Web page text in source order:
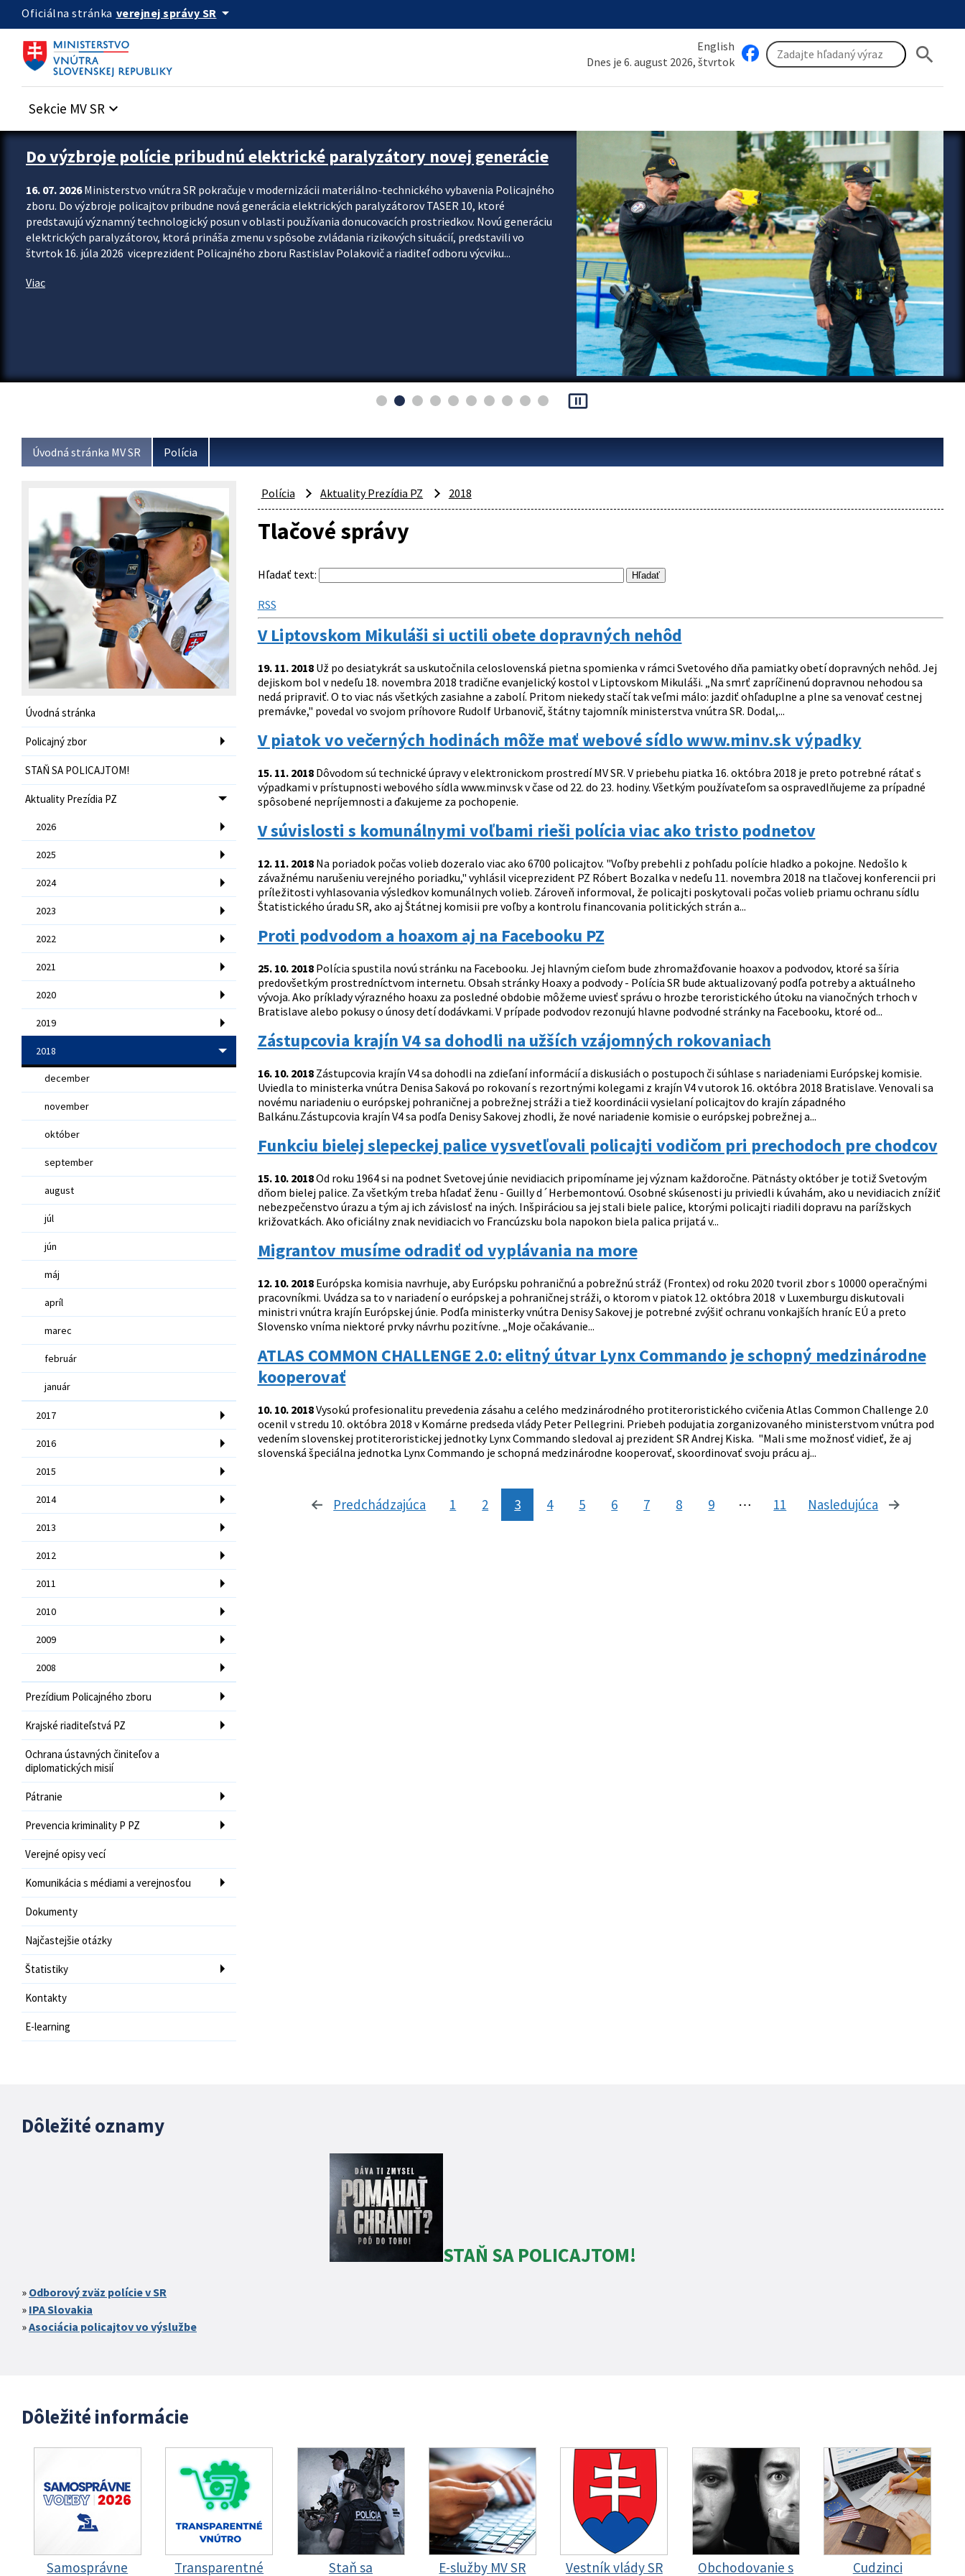
Preskocit na hlavný obsah
Oficiálna stránka verejnej správy SR arrow_drop_down
English
Dnes je 6. august 2026, štvrtok
search
Sekcie MV SR keyboard_arrow_down
Zastavit automatický posun upútavok
Do výzbroje polície pribudnú elektrické paralyzátory novej generácie
16. 07. 2026Ministerstvo vnútra SR pokračuje v modernizácii materiálno-technického vybavenia Policajného
zboru. Do výzbroje policajtov pribudne nová generácia elektrických paralyzátorov TASER 10, ktoré
predstavujú významný technologický posun v oblasti používania donucovacích prostriedkov. Novú generáciu
elektrických paralyzátorov, ktorá prináša zmenu v spôsobe zvládania rizikových situácií, predstavili vo
štvrtok 16. júla 2026 viceprezident Policajného zboru Rastislav Polakovič a riaditeľ odboru výcviku...
Viac
pause_presentation
Úvodná stránka MV SR Polícia
Úvodná stránka
Policajný zbor
STAŇ SA POLICAJTOM!
Aktuality Prezídia PZ
2026
2025
2024
2023
2022
2021
2020
2019
2018
december
november
október
september
august
júl
jún
máj
apríl
marec
február
január
2017
2016
2015
2014
2013
2012
2011
2010
2009
2008
Prezídium Policajného zboru
Krajské riaditeľstvá PZ
Ochrana ústavných činiteľov a
diplomatických misií
Pátranie
Prevencia kriminality P PZ
Verejné opisy vecí
Komunikácia s médiami a verejnosťou
Dokumenty
Najčastejšie otázky
Štatistiky
Kontakty
E-learning
Polícia Aktuality Prezídia PZ 2018
Tlačové správy
Hľadať text:
RSS
V Liptovskom Mikuláši si uctili obete dopravných nehôd
19. 11. 2018Už po desiatykrát sa uskutočnila celoslovenská pietna spomienka v rámci Svetového dňa pamiatky obetí dopravných nehôd. Jej
dejiskom bol v nedeľu 18. novembra 2018 tradične evanjelický kostol v Liptovskom Mikuláši. „Na smrť zapríčinenú dopravnou nehodou sa
nedá pripraviť. O to viac nás všetkých zasiahne a zabolí. Pritom niekedy stačí tak veľmi málo: jazdiť ohľaduplne a plne sa venovať cestnej
premávke," povedal vo svojom príhovore Rudolf Urbanovič, štátny tajomník ministerstva vnútra SR. Dodal,...
V piatok vo večerných hodinách môže mať webové sídlo www.minv.sk výpadky
15. 11. 2018Dôvodom sú technické úpravy v elektronickom prostredí MV SR. V priebehu piatka 16. októbra 2018 je preto potrebné rátať s
výpadkami v prístupnosti webového sídla www.minv.sk v čase od 22. do 23. hodiny. Všetkým používateľom sa ospravedlňujeme za prípadné
spôsobené nepríjemnosti a ďakujeme za pochopenie.
V súvislosti s komunálnymi voľbami rieši polícia viac ako tristo podnetov
12. 11. 2018Na poriadok počas volieb dozeralo viac ako 6700 policajtov. "Voľby prebehli z pohľadu polície hladko a pokojne. Nedošlo k
závažnému narušeniu verejného poriadku," vyhlásil viceprezident PZ Róbert Bozalka v nedeľu 11. novembra 2018 na tlačovej konferencii pri
príležitosti vyhlasovania výsledkov komunálnych volieb. Zároveň informoval, že policajti poskytovali počas volieb priamu ochranu sídlu
Štatistického úradu SR, ako aj Štátnej komisii pre voľby a kontrolu financovania politických strán a...
Proti podvodom a hoaxom aj na Facebooku PZ
25. 10. 2018Polícia spustila novú stránku na Facebooku. Jej hlavným cieľom bude zhromažďovanie hoaxov a podvodov, ktoré sa šíria
predovšetkým prostredníctvom internetu. Obsah stránky Hoaxy a podvody - Polícia SR bude aktualizovaný podľa potreby a aktuálneho
vývoja. Ako príklady výrazného hoaxu za posledné obdobie môžeme uviesť správu o hrozbe teroristického útoku na vianočných trhoch v
Bratislave alebo pokusy o únosy detí dodávkami. V prípade podvodov rezonujú hlavne podvodné stránky na Facebooku, ktoré od...
Zástupcovia krajín V4 sa dohodli na užších vzájomných rokovaniach
16. 10. 2018Zástupcovia krajín V4 sa dohodli na zdieľaní informácií a diskusiách o postupoch či súhlase s nariadeniami Európskej komisie.
Uviedla to ministerka vnútra Denisa Saková po rokovaní s rezortnými kolegami z krajín V4 v utorok 16. októbra 2018 Bratislave. Venovali sa
novému nariadeniu o európskej pohraničnej a pobrežnej stráži a tiež koordinácii vysielaní policajtov do krajín západného
Balkánu.Zástupcovia krajín V4 sa podľa Denisy Sakovej zhodli, že nové nariadenie komisie o európskej pobrežnej a...
Funkciu bielej slepeckej palice vysvetľovali policajti vodičom pri prechodoch pre chodcov
15. 10. 2018Od roku 1964 si na podnet Svetovej únie nevidiacich pripomíname jej význam každoročne. Pätnásty október je totiž Svetovým
dňom bielej palice. Za všetkým treba hľadať ženu - Guilly d´Herbemontovú. Osobné skúsenosti ju priviedli k úvahám, ako u nevidiacich znížiť
nebezpečenstvo úrazu a tým aj ich závislosť na iných. Inšpiráciou sa jej stali biele palice, ktorými policajti riadili dopravu na parížskych
križovatkách. Ako oficiálny znak nevidiacich vo Francúzsku bola napokon biela palica prijatá v...
Migrantov musíme odradiť od vyplávania na more
12. 10. 2018Európska komisia navrhuje, aby Európsku pohraničnú a pobrežnú stráž (Frontex) od roku 2020 tvoril zbor s 10000 operačnými
pracovníkmi. Uvádza sa to v nariadení o európskej a pohraničnej stráži, o ktorom v piatok 12. októbra 2018 v Luxemburgu diskutovali
ministri vnútra krajín Európskej únie. Podľa ministerky vnútra Denisy Sakovej je potrebné zvýšiť ochranu vonkajších hraníc EÚ a preto
Slovensko vníma niektoré prvky návrhu pozitívne. „Moje očakávanie...
ATLAS COMMON CHALLENGE 2.0: elitný útvar Lynx Commando je schopný medzinárodne
kooperovať
10. 10. 2018Vysokú profesionalitu prevedenia zásahu a celého medzinárodného protiteroristického cvičenia Atlas Common Challenge 2.0
ocenil v stredu 10. októbra 2018 v Komárne predseda vlády Peter Pellegrini. Priebeh podujatia zorganizovaného ministerstvom vnútra pod
vedením slovenskej protiteroristickej jednotky Lynx Commando sledoval aj prezident SR Andrej Kiska. "Mali sme možnosť vidieť, že aj
slovenská špeciálna jednotka Lynx Commando je schopná medzinárodne kooperovať, skoordinovať svoju prácu aj...
Predchádzajúca stránka
1 2 3 4 5 6 7 8 9 ⋯ 11 Nasledujúca stránka
Dôležité oznamy
STAŇ SA POLICAJTOM!
Odborový zväz polície v SR
IPA Slovakia
Asociácia policajtov vo výslužbe
Dôležité informácie
Samosprávne
Transparentné
Staň sa
E-služby MV SR Vestník vlády SR
Obchodovanie s
Cudzinci